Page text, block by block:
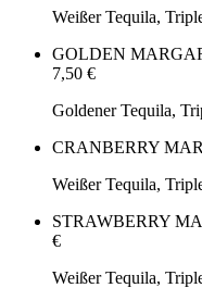
Weißer Tequila,
GOLDEN
7,50 €
Goldener Tequila,
CRANBERRY
Weißer Tequila,
STRAWBERRY
€
Weißer Tequila,